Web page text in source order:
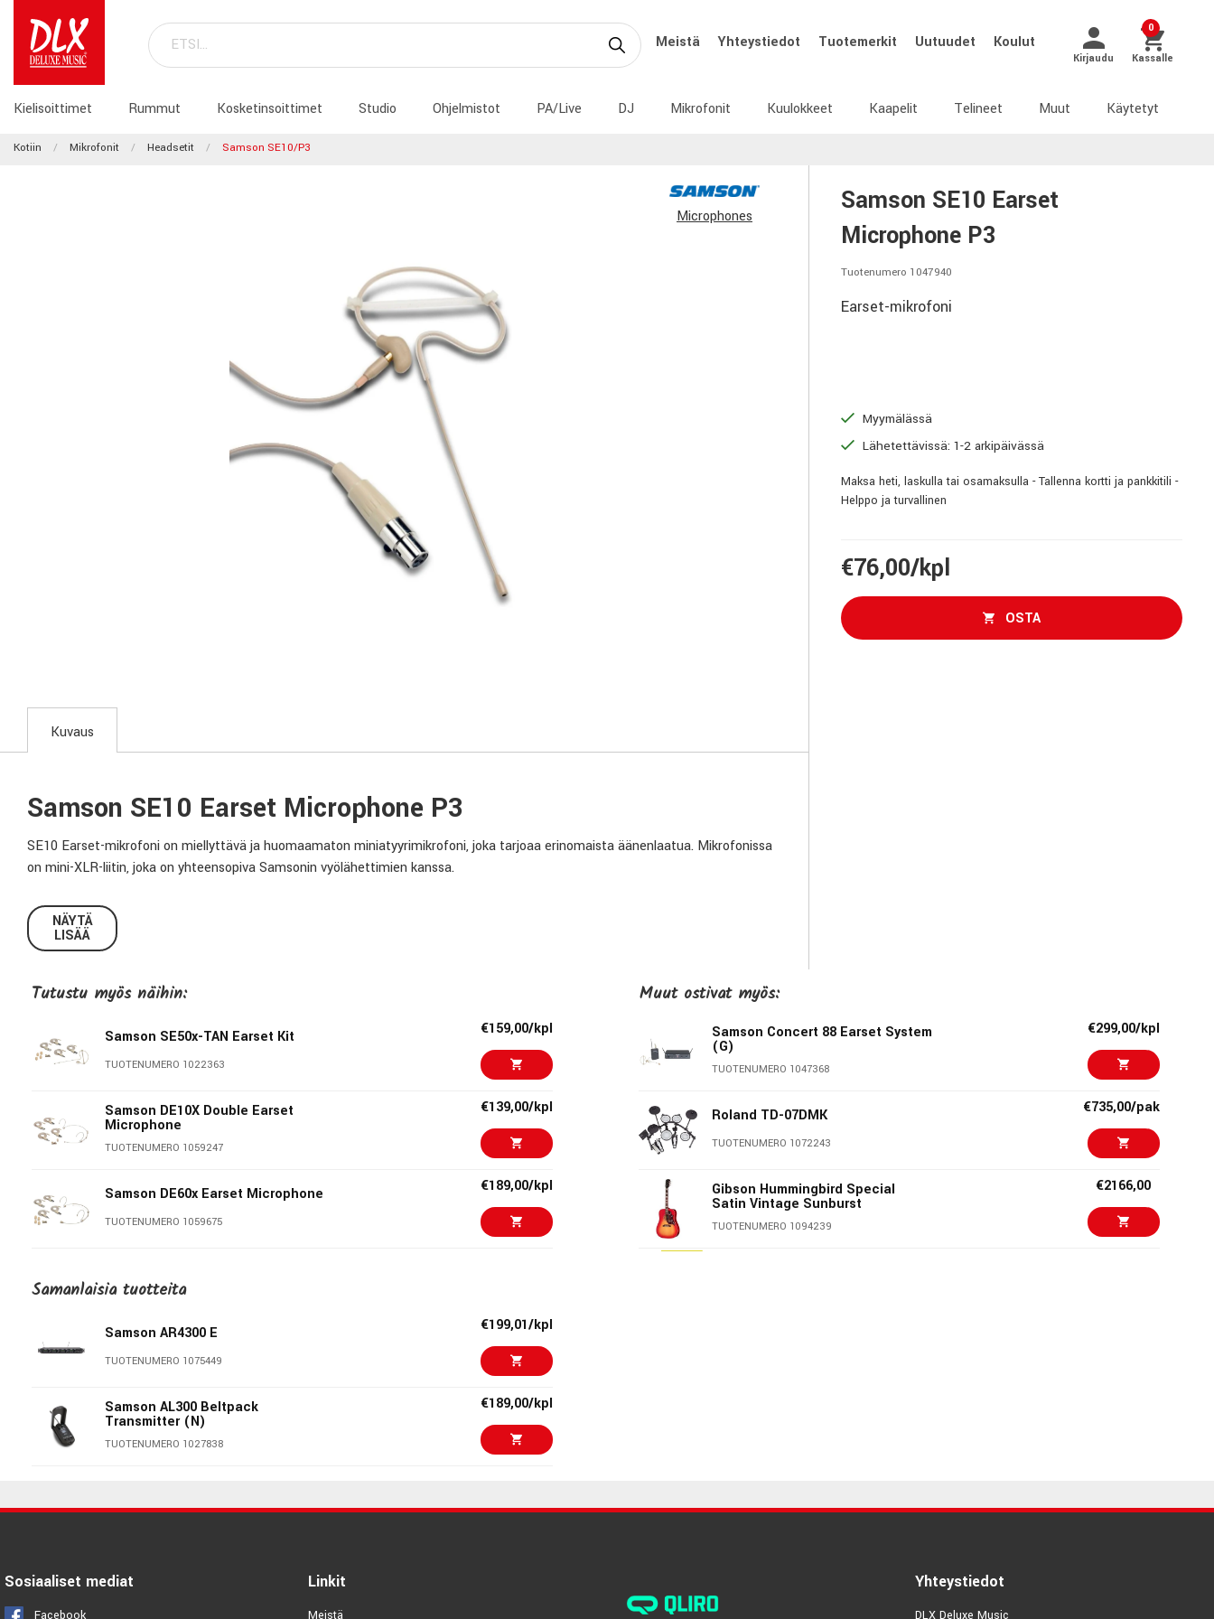
Meistä Yhteystiedot Tuotemerkit Uutuudet Koulut
Kirjaudu
0
Kassalle
Kielisoittimet Rummut Kosketinsoittimet Studio Ohjelmistot PA/Live DJ Mikrofonit Kuulokkeet Kaapelit Telineet Muut Käytetyt
Kotiin Mikrofonit Headsetit Samson SE10/P3
Microphones
Samson SE10 Earset
Microphone P3
Tuotenumero 1047940
Earset-mikrofoni
Myymälässä
Lähetettävissä: 1-2 arkipäivässä
Maksa heti, laskulla tai osamaksulla - Tallenna kortti ja pankkitili -
Helppo ja turvallinen
€76,00/kpl
OSTA
Kuvaus
Samson SE10 Earset Microphone P3
SE10 Earset-mikrofoni on miellyttävä ja huomaamaton miniatyyrimikrofoni, joka tarjoaa erinomaista äänenlaatua. Mikrofonissa
on mini-XLR-liitin, joka on yhteensopiva Samsonin vyölähettimien kanssa.
Tekniset tiedot:
Malli:
Mikrofonikapseli:
Kondensaattori
P3 mini-XLR
Väri:
Beige
Samson technologies
Samson aloitti toimintansa jo 30 vuotta sitten pienenä langattomien mikrofonien valmistajana. Vuosien varrella Samson on
tuonut langattoman äänitekniikan alalle useita innovaatioita, kuten dbx-kohinanvaimennuksen sekä valittavat lähetystaajuudet.
Tänään Samsonin tuotteet tarjoavat käteviä ratkaisuja moninaisiin äänijärjestelmiin sekä ammatti- että kotiympäristöissä
NÄYTÄ
LISÄÄ
Tutustu myös näihin:
Samson SE50x-TAN Earset Kit
TUOTENUMERO 1022363
€159,00/kpl
Samson DE10X Double Earset
Microphone
TUOTENUMERO 1059247
€139,00/kpl
Samson DE60x Earset Microphone
TUOTENUMERO 1059675
€189,00/kpl
Microphone
Microphone
€69,00/kpl
sE Electronics NEOM USB
Microphone
€110,00
sE Electronics V2 Switch -
Microphone
Gravity MS-TBA01 Microphone
Muut ostivat myös:
Samson Concert 88 Earset System
(G)
TUOTENUMERO 1047368
€299,00/kpl
Roland TD-07DMK
TUOTENUMERO 1072243
€735,00/pak
Gibson Hummingbird Special
Satin Vintage Sunburst
TUOTENUMERO 1094239
€2166,00
ALTO BUSKER
TUOTENUMERO 1080689
Samanlaisia ​​tuotteita
Samson AR4300 E
TUOTENUMERO 1075449
€199,01/kpl
Samson AL300 Beltpack
Transmitter (N)
TUOTENUMERO 1027838
€189,00/kpl
Sosiaaliset mediat
Facebook
Linkit
Meistä
Yhteystiedot
DLX Deluxe Music